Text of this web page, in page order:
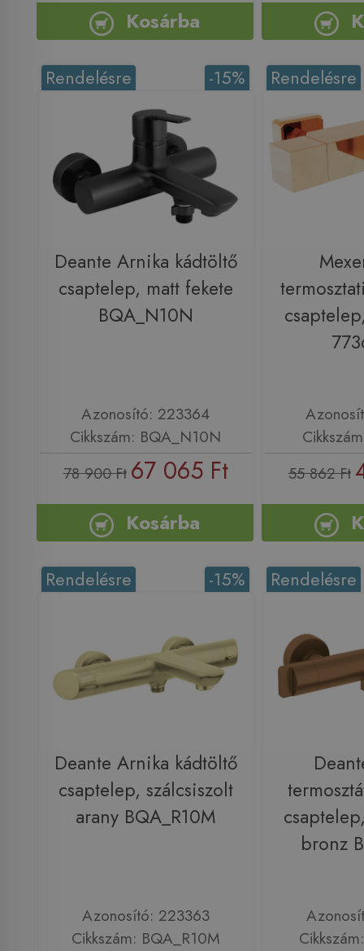
Kosárba
-15%
Rendelésre
Deante Arnika kádtöltő
csaptelep, matt fekete
BQA_N10N
Azonosító: 223364
Cikkszám: BQA_N10N
78 900 Ft 67 065 Ft
Kosárba
Rendelésre
55 862 Ft
-15%
Rendelésre
Deante Arnika kádtöltő
csaptelep, szálcsiszolt
arany BQA_R10M
Azonosító: 223363
Cikkszám: BQA_R10M
Rendelésre
bronz